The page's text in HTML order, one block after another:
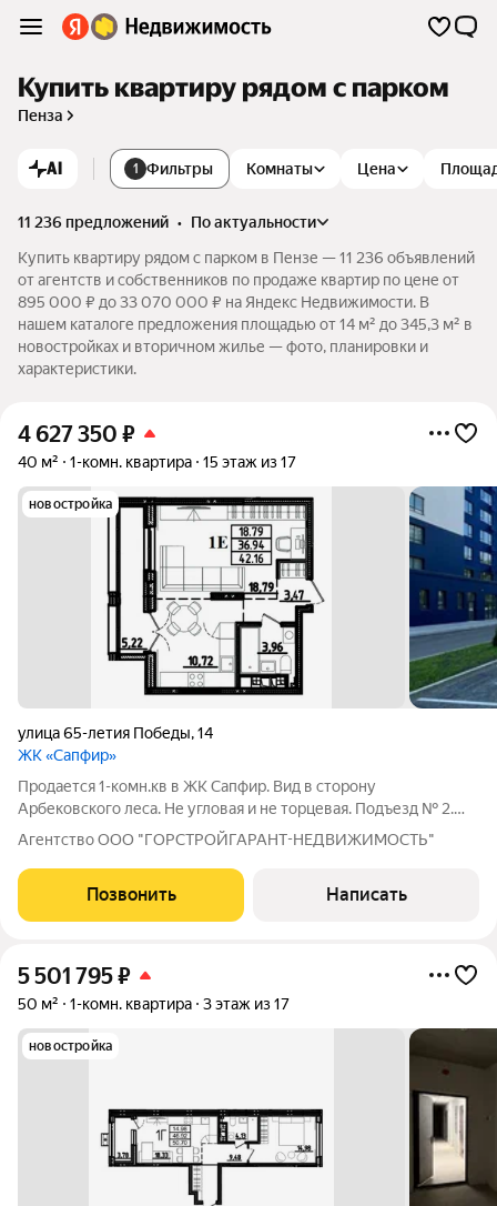
Купить квартиру рядом с парком
Пенза
AI 1 Фильтры Комнаты Цена
11 236 предложений •
по актуальности
Купить квартиру рядом с парком в Пензе — 11 236 объявлений
от агентств и собственников по продаже квартир по цене от
895 000 ₽ до 33 070 000 ₽ на Яндекс Недвижимости. В
нашем каталоге предложения площадью от 14 м² до 345,3 м² в
новостройках и вторичном жилье — фото, планировки и
характеристики.
4 627 350 ₽
40 м² 1-комн. квартира 15 этаж из 17
новостройка
улица 65-летия Победы,14
ЖК «Сапфир»
Продается 1-комн.кв в ЖК Сапфир. Вид в сторону
Арбековского леса. Не угловая и не торцевая. Подъезд № 2.
Дом сдан 27.11.2025г. Подходит под семейную и айти ипотеки,
а также базовые ипотеки (есть программы со сниженными
ставками). Звоните,
Агентство ООО "ГОРСТРОЙГАРАНТ-НЕДВИЖИМОСТЬ"
Позвонить Написать
5 501 795₽
50 м² 1-комн. квартира 3 этаж из 17
новостройка